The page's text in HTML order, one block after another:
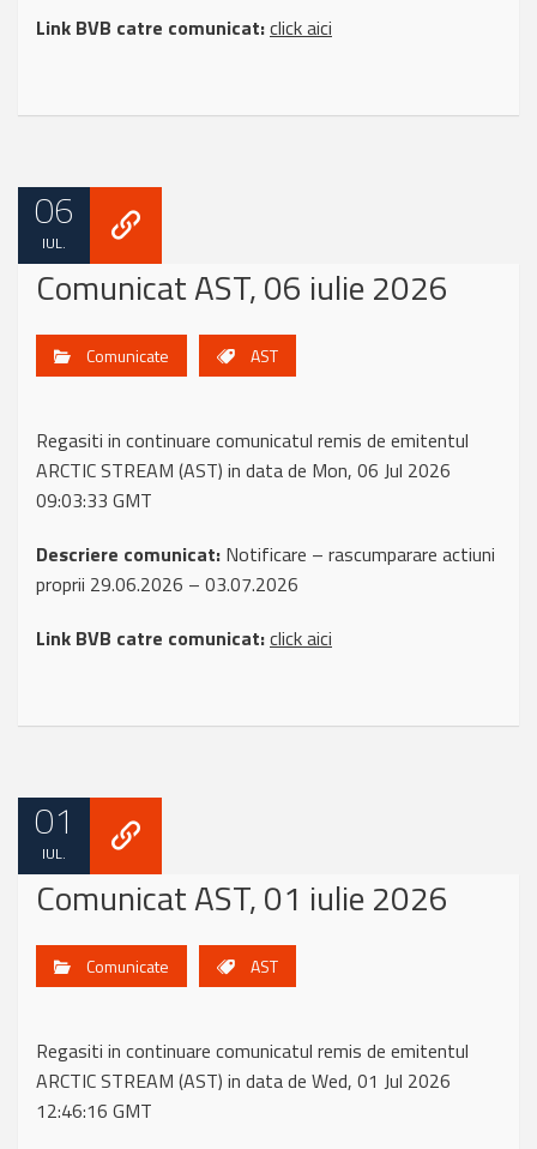
Link BVB catre comunicat:click aici
06
IUL.
Comunicat AST, 06 iulie 2026
Comunicate AST
Regasiti in continuare comunicatul remis de emitentul
ARCTIC STREAM (AST) in data de Mon, 06 Jul 2026
09:03:33 GMT
Descriere comunicat: Notificare – rascumparare actiuni
proprii 29.06.2026 – 03.07.2026
Link BVB catre comunicat:click aici
01
IUL.
Comunicat AST, 01 iulie 2026
Comunicate AST
Regasiti in continuare comunicatul remis de emitentul
ARCTIC STREAM (AST) in data de Wed, 01 Jul 2026
12:46:16 GMT